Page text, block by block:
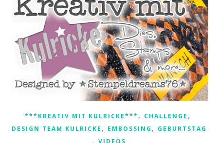
***KREATIV MIT KULRICKE***, CHALLENGE ,
DESIGN TEAM KULRICKE , EMBOSSING , GEBURTSTAG
,